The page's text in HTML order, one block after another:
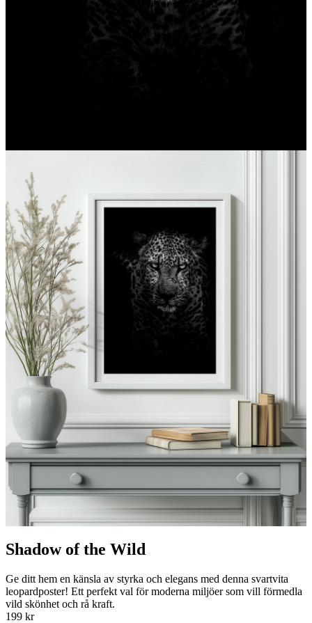
Shadow of the Wild
Ge ditt hem en känsla av styrka och elegans med denna svartvita
leopardposter! Ett perfekt val för moderna miljöer som vill förmedla
vild skönhet och rå kraft.
199 kr